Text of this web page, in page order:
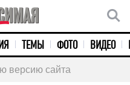
ТЕМЫ ФОТО ВИДЕО
версию сайта